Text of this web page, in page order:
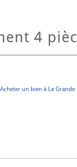
4
Acheter un bien à La Grande